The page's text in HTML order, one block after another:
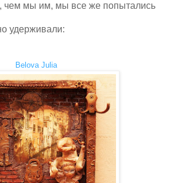
чем мы им, мы все же попытались
удерживали:
Belova Julia